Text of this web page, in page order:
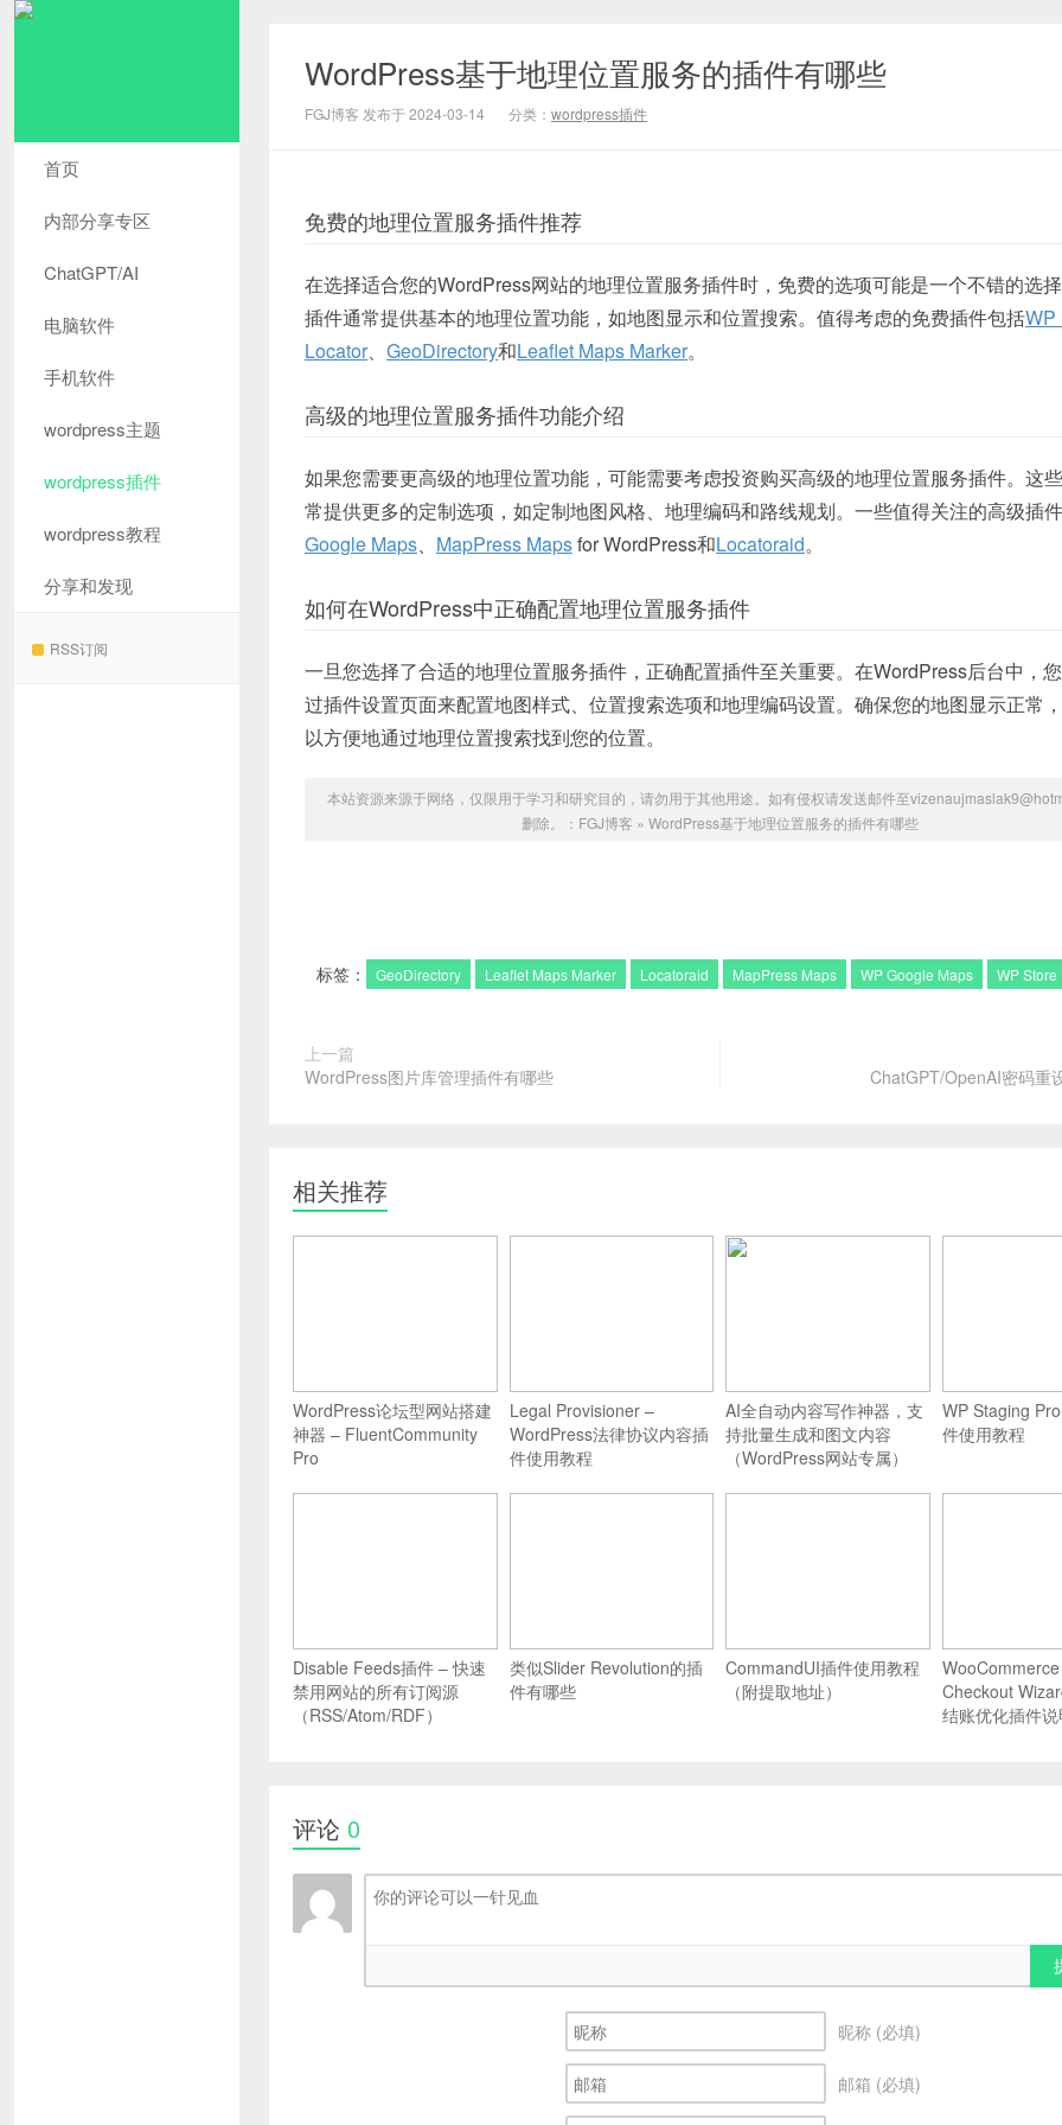
首页
内部分享专区
ChatGPT/AI
电脑软件
手机软件
wordpress主题
wordpress插件
wordpress教程
分享和发现
RSS订阅
WordPress基于地理位置服务的插件有哪些
FGJ博客 发布于 2024-03-14 分类： wordpress插件
免费的地理位置服务插件推荐
在选择适合您的WordPress网站的地理位置服务插件时，免费的选项可能是一个不错的选
插件通常提供基本的地理位置功能，如地图显示和位置搜索。值得考虑的免费插件包括WP
Locator、 GeoDirectory和Leaflet ‍Maps Marker。
高级的地理位置服务插件功能介绍
如果您需要更高级的地理位置功能，可能需要考虑投资购买高级的地理位置服务插件。这
常提供更多的定制选项，如定制地图风格、地理编码和路线规划。一些值得关注的高级插
Google Maps、 MapPress Mapsfor WordPress和Locatoraid。
如何在WordPress中正确配置地理位置服务插件
一旦您选择了合适的地理位置服务插件，正确配置插件至关重要。在WordPress后台中，
过插件设置页面来配置地图样式、位置搜索选项和地理编码设置。确保您的地图显示正常
以方便地通过地理位置搜索找到您的位置。
本站资源来源于网络，仅限用于学习和研究目的，请勿用于其他用途。如有侵权请发送邮件至
删除。： FGJ博客 » WordPress基于地理位置服务的插件有哪些
标签： GeoDirectory Leaflet ‍Maps Marker Locatoraid MapPress Maps WP Google Maps WP Store⁣
上一篇
WordPress图片库管理插件有哪些
ChatGPT/OpenAI密码重
相关推荐
WordPress论坛型网站搭建
神器 – FluentCommunity
Pro
Legal Provisioner –
WordPress法律协议内容插
件使用教程
AI全自动内容写作神器，支
持批量生成和图文内容
（WordPress网站专属）
WP Staging
件使用教程
Disable Feeds插件 – 快速
禁用网站的所有订阅源
（RSS/Atom/RDF）
类似Slider Revolution的插
件有哪些
CommandUI插件使用教程
（附提取地址）
Checkout
结账优化插件说
评论 0
昵称 (必填)
邮箱 (必填)